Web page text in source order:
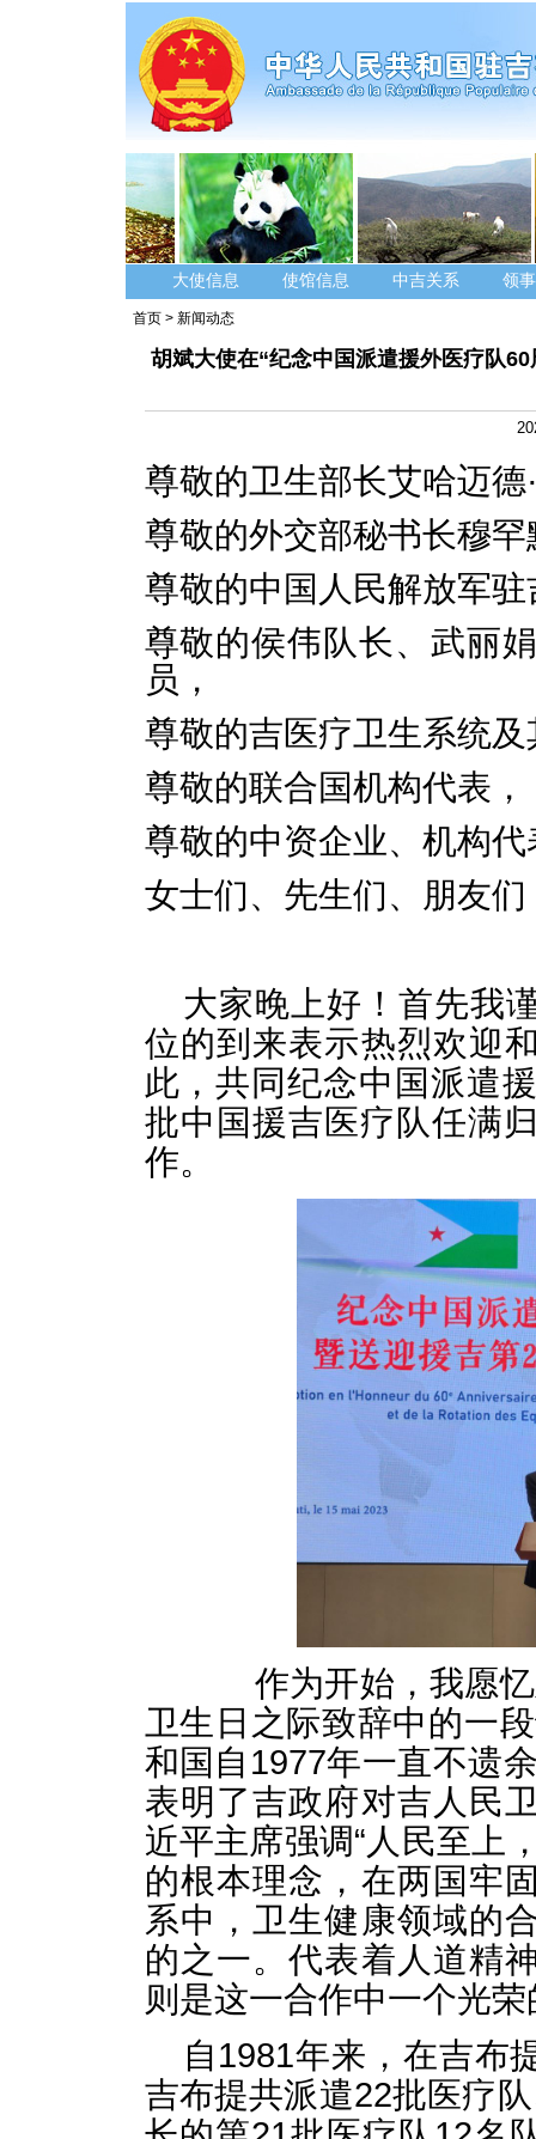
大使信息 使馆信息 中吉关系 领
首页 > 新闻动态
胡斌大使在“纪念中国派遣援外医疗队
尊敬的卫生部长艾哈迈德
尊敬的外交部秘书长穆罕
尊敬的中国人民解放军
尊敬的侯伟队长、武丽
员，
尊敬的吉医疗卫生系统
尊敬的联合国机构代表，
尊敬的中资企业、机构代
女士们、先生们、朋友们
大家晚上好！首先我
位的到来表示热烈欢迎
此，共同纪念中国派遣
批中国援吉医疗队任满
作。
作为开始，我愿忆
卫生日之际致辞中的一
和国自1977年一直不遗
表明了吉政府对吉人民
近平主席强调“人民至上
的根本理念，在两国牢
系中， 卫生健康领域的
的之一。代表着人道精
则是这一合作中一个光荣
自1981年来，在吉布
吉布提共派遣22批医疗